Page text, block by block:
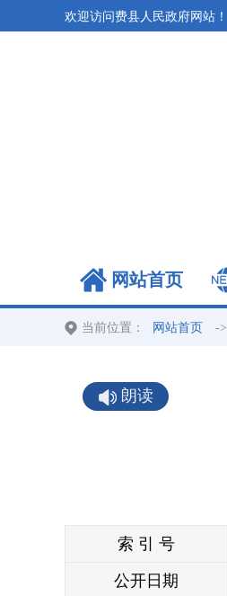
欢迎访问费县人民政府网站！
网站首页
当前位置： 网站首页 ->
朗读
索 引 号
公开日期